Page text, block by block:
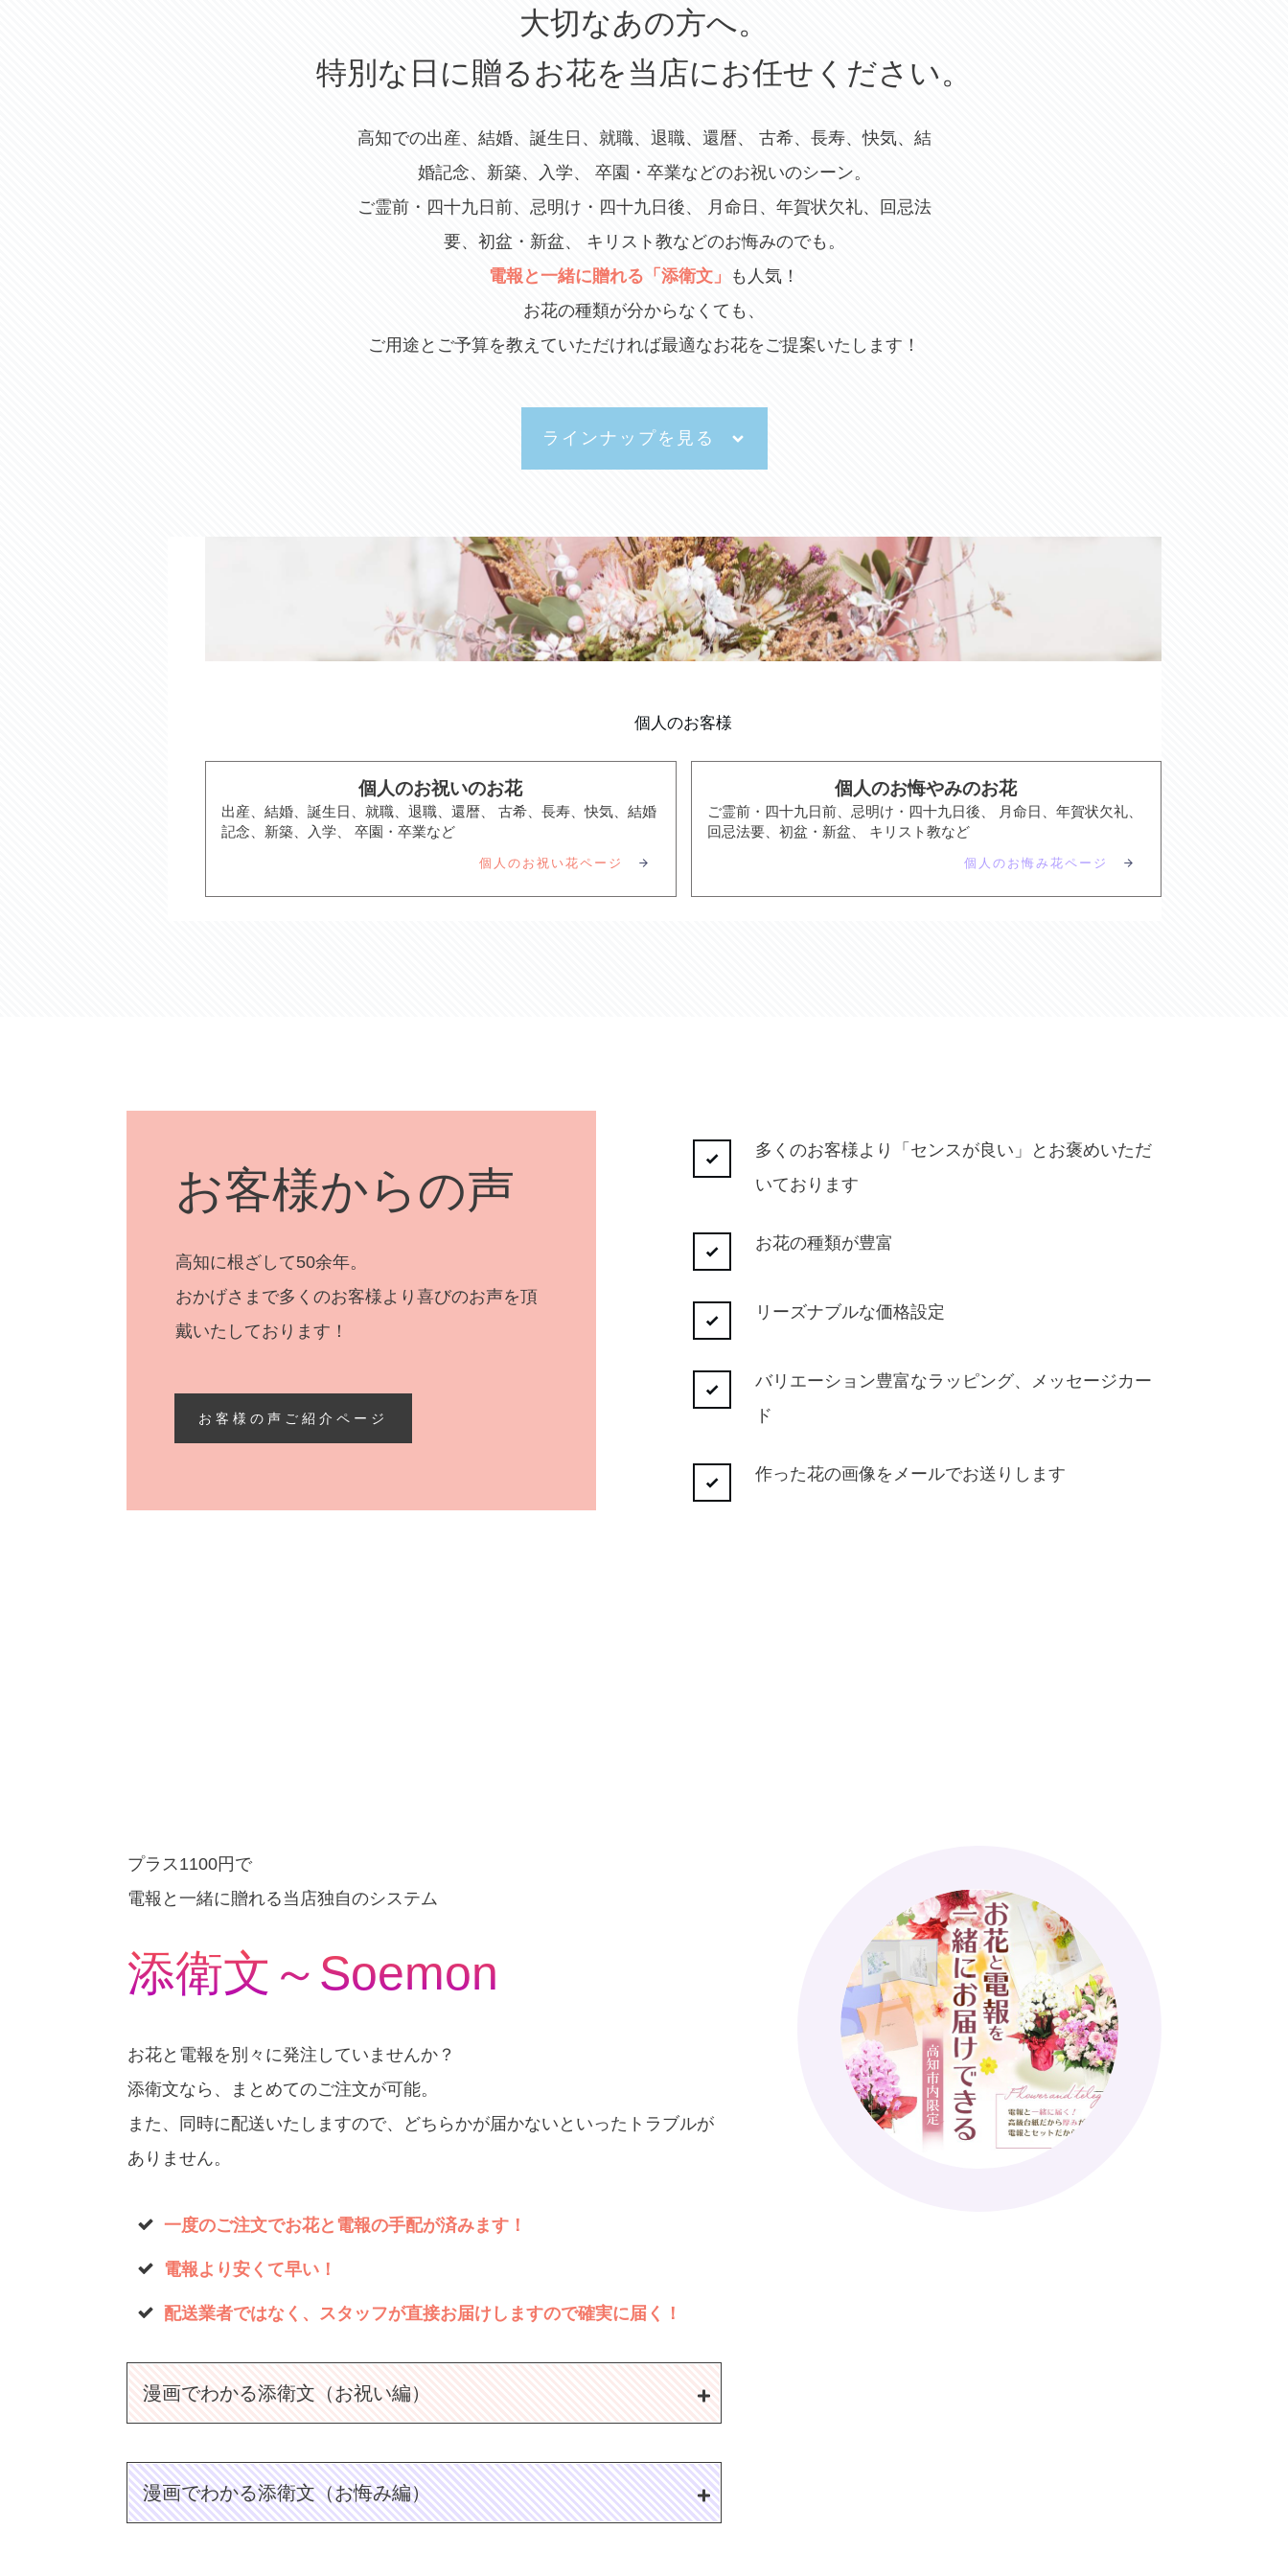
大切なあの方へ。
特別な日に贈るお花を当店にお任せください。
高知での出産、結婚、誕生日、就職、退職、還暦、 古希、長寿、快気、結
婚記念、新築、入学、 卒園・卒業などのお祝いのシーン。
ご霊前・四十九日前、忌明け・四十九日後、 月命日、年賀状欠礼、回忌法
要、初盆・新盆、 キリスト教などのお悔みのでも。
電報と一緒に贈れる「添衛文」
も人気！
お花の種類が分からなくても、
ご用途とご予算を教えていただければ最適なお花をご提案いたします！
ラインナップを見る
個人のお客様
個人のお祝いのお花
出産、結婚、誕生日、就職、退職、還暦、 古希、長寿、快気、結婚
記念、新築、入学、 卒園・卒業など
個人のお祝い花ページ
個人のお悔やみのお花
ご霊前・四十九日前、忌明け・四十九日後、 月命日、年賀状欠礼、
回忌法要、初盆・新盆、 キリスト教など
個人のお悔み花ページ
お客様からの声
高知に根ざして50余年。
おかげさまで多くのお客様より喜びのお声を頂
戴いたしております！
お客様の声ご紹介ページ
多くのお客様より「センスが良い」とお褒めいただ
いております
お花の種類が豊富
リーズナブルな価格設定
バリエーション豊富なラッピング、メッセージカー
ド
作った花の画像をメールでお送りします
プラス1100円で
電報と一緒に贈れる当店独自のシステム
添衛文～Soemon
お花と電報を別々に発注していませんか？
添衛文なら、まとめてのご注文が可能。
また、同時に配送いたしますので、どちらかが届かないといったトラブルが
ありません。
一度のご注文でお花と電報の手配が済みます！
電報より安くて早い！
配送業者ではなく、スタッフが直接お届けしますので確実に届く！
漫画でわかる添衛文（お祝い編）
漫画でわかる添衛文（お悔み編）